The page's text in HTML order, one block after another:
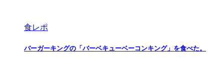
食レポ
バーガーキングの「バーベキューベーコンキング」を食べた。